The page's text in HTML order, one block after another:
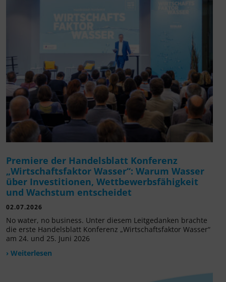
Premiere der Handelsblatt Konferenz
„Wirtschaftsfaktor Wasser“: Warum Wasser
über Investitionen, Wettbewerbsfähigkeit
und Wachstum entscheidet
02.07.2026
No water, no business. Unter diesem Leitgedanken brachte
die erste Handelsblatt Konferenz „Wirtschaftsfaktor Wasser“
am 24. und 25. Juni 2026
› Weiterlesen